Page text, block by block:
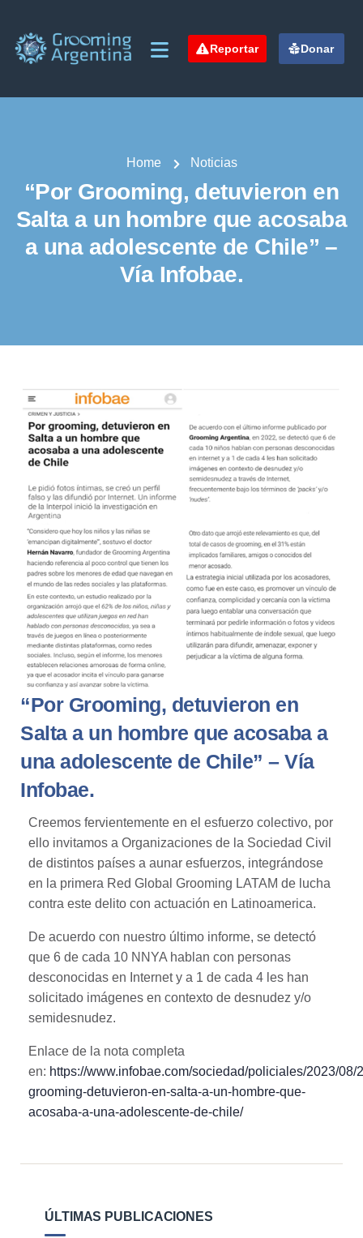
Reportar Donar
Home Noticias
“Por Grooming, detuvieron en
Salta a un hombre que acosaba
a una adolescente de Chile” –
Vía Infobae.
“Por Grooming, detuvieron en
Salta a un hombre que acosaba a
una adolescente de Chile” – Vía
Infobae.
Creemos fervientemente en el esfuerzo colectivo, por
ello invitamos a Organizaciones de la Sociedad Civil
de distintos países a aunar esfuerzos, integrándose
en la primera Red Global Grooming LATAM de lucha
contra este delito con actuación en Latinoamerica.
De acuerdo con nuestro último informe, se detectó
que 6 de cada 10 NNYA hablan con personas
desconocidas en Internet y a 1 de cada 4 les han
solicitado imágenes en contexto de desnudez y/o
semidesnudez.
Enlace de la nota completa
en: https://www.infobae.com/sociedad/policiales/2023/08/
grooming-detuvieron-en-salta-a-un-hombre-que-
acosaba-a-una-adolescente-de-chile/
ÚLTIMAS PUBLICACIONES